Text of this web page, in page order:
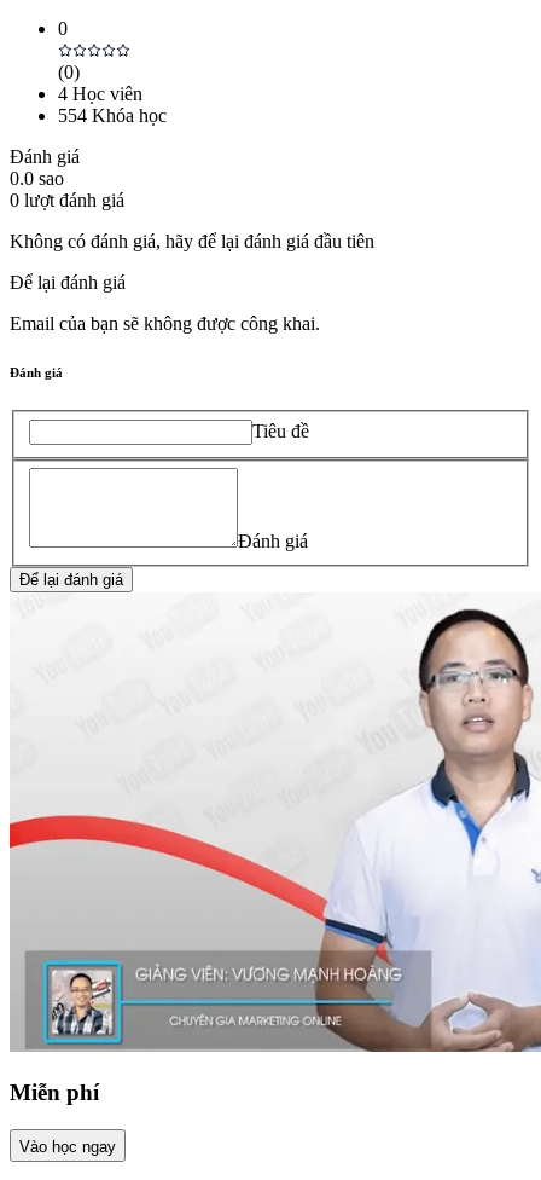
0
(0)
4 Học viên
554 Khóa học
Đánh giá
0.0 sao
0 lượt đánh giá
Không có đánh giá, hãy để lại đánh giá đầu tiên
Để lại đánh giá
Email của bạn sẽ không được công khai.
Đánh giá
Tiêu đề
Đánh giá
Để lại đánh giá
Miễn phí
Vào học ngay